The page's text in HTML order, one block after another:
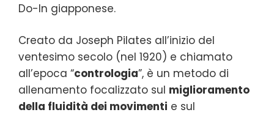
Do-In giapponese.
Creato da Joseph Pilates all’inizio del
ventesimo secolo (nel 1920) e chiamato
all’epoca “contrologia”, è un metodo di
allenamento focalizzato sul miglioramento
della fluidità dei movimenti e sul